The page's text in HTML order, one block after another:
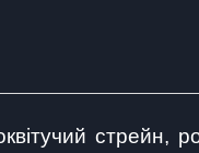
стрейн,